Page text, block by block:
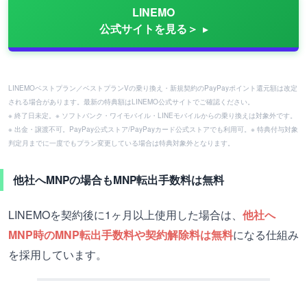
LINEMO
公式サイトを見る＞
LINEMOベストプラン／ベストプランVの乗り換え・新規契約のPayPayポイント還元額は改定
される場合があります。最新の特典額はLINEMO公式サイトでご確認ください。
※ 終了日未定。※ ソフトバンク・ワイモバイル・LINEモバイルからの乗り換えは対象外です。
※ 出金・譲渡不可。PayPay公式ストア/PayPayカード公式ストアでも利用可。※ 特典付与対象
判定月までに一度でもプラン変更している場合は特典対象外となります。
他社へMNPの場合もMNP転出手数料は無料
LINEMOを契約後に1ヶ月以上使用した場合は、 他社へ
MNP時のMNP転出手数料や契約解除料は無料になる仕組み
を採用しています。